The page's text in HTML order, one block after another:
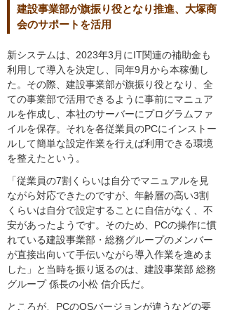
建設事業部が旗振り役となり推進、大塚商
会のサポートを活用
新システムは、2023年3月にIT関連の補助金も
利用して導入を決定し、同年9月から本稼働し
た。その際、建設事業部が旗振り役となり、全
ての事業部で活用できるように事前にマニュア
ルを作成し、本社のサーバーにプログラムファ
イルを保存。それを各従業員のPCにインストー
ルして簡単な設定作業を行えば利用できる環境
を整えたという。
「従業員の7割くらいは自分でマニュアルを見
ながら対応できたのですが、年齢層の高い3割
くらいは自分で設定することに自信がなく、不
安があったようです。そのため、PCの操作に慣
れている建設事業部・総務グループのメンバー
が直接出向いて手伝いながら導入作業を進めま
した」と当時を振り返るのは、建設事業部 総務
グループ 係長の小松 信介氏だ。
ところが、PCのOSバージョンが違うなどの要